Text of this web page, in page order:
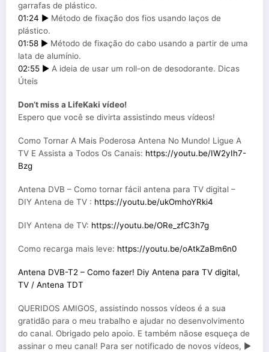
garrafas de plástico.
01:24 ► Método de fixação dos fios usando laços de
plástico.
01:58 ► Método de fixação do cabo usando a partir de uma
lata de alumínio.
02:55 ► A ideia de usar um roll-on de desodorante. Dicas
Úteis
Don’t miss a LifeKaki vídeo!
Espero que você se divirta assistindo meus vídeos!
Como Tornar A Mais Poderosa Antena No Mundo! Ligue A
TV E Assista a Todos Os Canais: https://youtu.be/IW2yIh7-
Bzg
Antena DVB – Como tornar fácil antena para TV digital –
DIY Antena de TV : https://youtu.be/ukOmhoYRki4
DIY Antena de TV: https://youtu.be/ORe_zfC3h7g
Como recarga mais leve: https://youtu.be/oAtkZaBm6n0
Antena DVB-T2 – Como fazer! Diy Antena para TV digital,
TV / Antena TDT
QUERIDOS AMIGOS, assistindo nossos vídeos é a sua
gratidão para o meu trabalho e ajudar no desenvolvimento
do canal. Obrigado pelo apoio. E também nãose esqueça de
assinar o meu canal! Para ser notificado de novos vídeos, ▶